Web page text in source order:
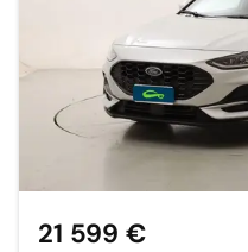
21 599 €